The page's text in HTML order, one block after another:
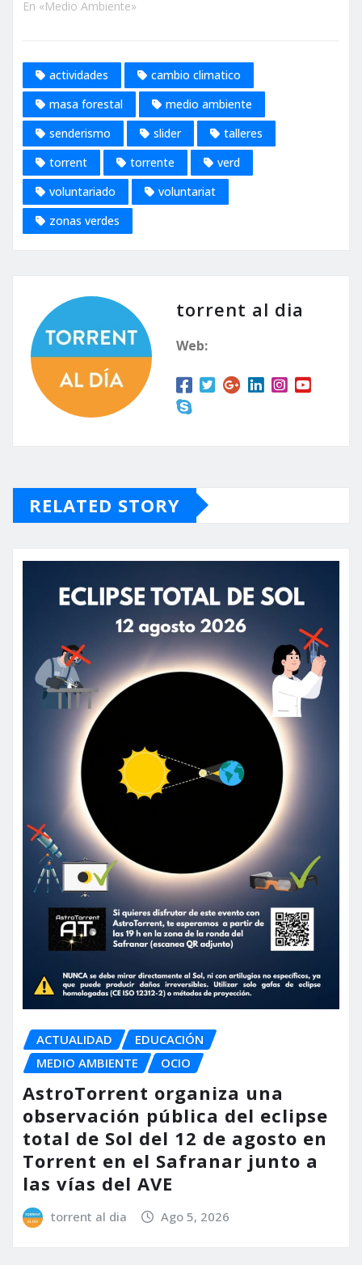
En «Medio Ambiente»
actividades
cambio climatico
masa forestal
medio ambiente
senderismo
slider
talleres
torrent
torrente
verd
voluntariado
voluntariat
zonas verdes
torrent al dia
Web:
RELATED STORY
ACTUALIDAD
EDUCACIÓN
MEDIO AMBIENTE
OCIO
AstroTorrent organiza una
observación pública del eclipse
total de Sol del 12 de agosto en
Torrent en el Safranar junto a
las vías del AVE
torrent al dia Ago 5, 2026